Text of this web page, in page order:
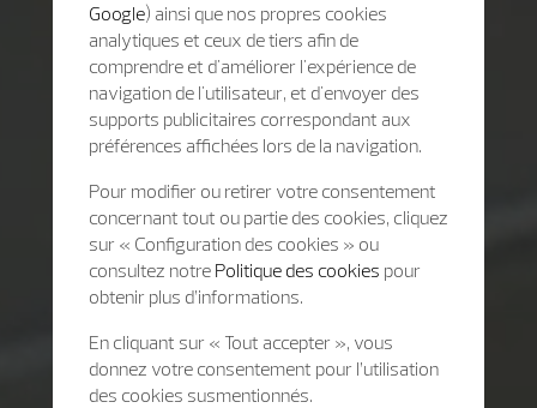
Google) ainsi que nos propres cookies
analytiques et ceux de tiers afin de
comprendre et d'améliorer l'expérience de
navigation de l'utilisateur, et d'envoyer des
supports publicitaires correspondant aux
préférences affichées lors de la navigation.
Pour modifier ou retirer votre consentement
concernant tout ou partie des cookies, cliquez
sur « Configuration des cookies » ou
consultez notre Politique des cookies pour
obtenir plus d’informations.
En cliquant sur « Tout accepter », vous
donnez votre consentement pour l’utilisation
des cookies susmentionnés.